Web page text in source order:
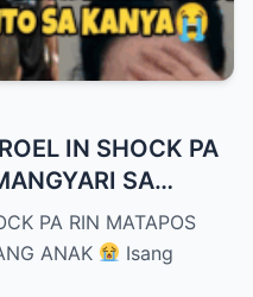
IN SHOCK PA
SA
PA RIN MATAPOS
ANAK
Isang